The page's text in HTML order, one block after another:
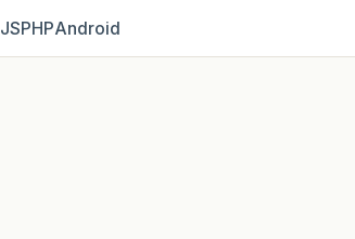
JSPHPAndroid